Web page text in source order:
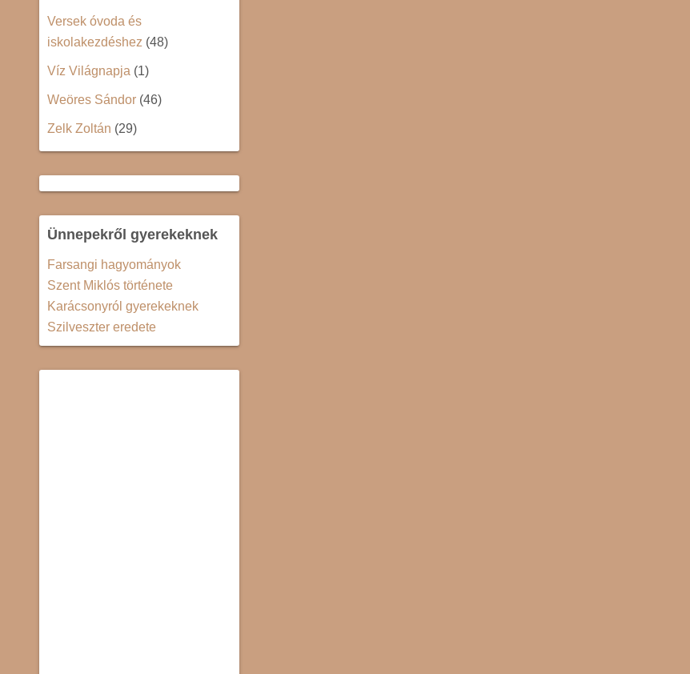
Versek óvoda és
iskolakezdéshez (48)
Víz Világnapja (1)
Weöres Sándor (46)
Zelk Zoltán (29)
Ünnepekről gyerekeknek
Farsangi hagyományok
Szent Miklós története
Karácsonyról gyerekeknek
Szilveszter eredete